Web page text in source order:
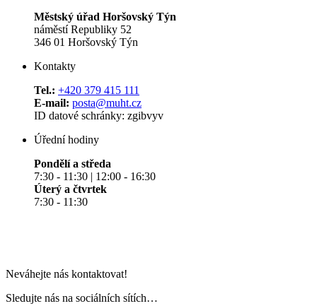
Městský úřad Horšovský Týn
náměstí Republiky 52
346 01 Horšovský Týn
Kontakty
Tel.: +420 379 415 111
E-mail: posta@muht.cz
ID datové schránky: zgibvyv
Úřední hodiny
Pondělí a středa
7:30 - 11:30 | 12:00 - 16:30
Úterý a čtvrtek
7:30 - 11:30
Neváhejte nás kontaktovat!
Sledujte nás na sociálních sítích…